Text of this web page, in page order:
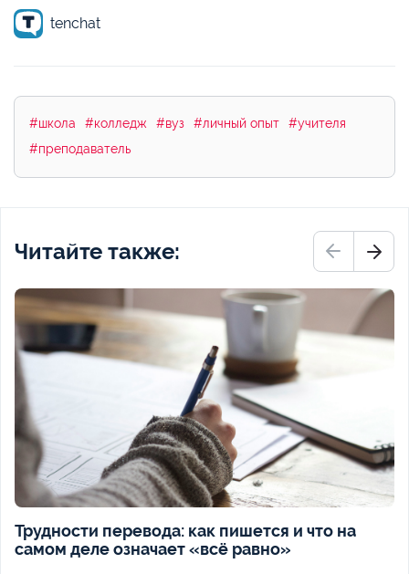
tenchat
#школа #колледж #вуз #личный опыт
#учителя
#преподаватель
Читайте также:
Трудности перевода: как пишется и что на
самом деле означает «всё равно»